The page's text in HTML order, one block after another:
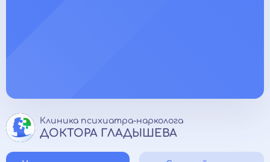
Клиника психиатра-нарколога
ДОКТОРА ГЛАДЫШЕВА